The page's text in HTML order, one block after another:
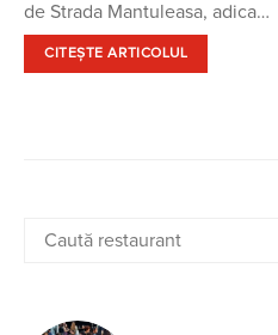
de Strada Mantuleasa, adica…
CITEȘTE ARTICOLUL